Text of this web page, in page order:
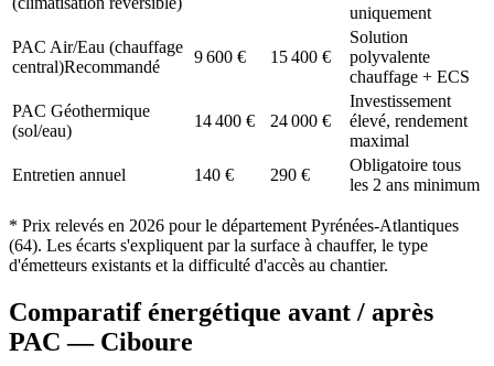
uniquement
PAC Air/Eau (chauffage
central)Recommandé
9 600 € 15 400 €
Solution
polyvalente
chauffage + ECS
PAC Géothermique
(sol/eau)
14 400 € 24 000 €
Investissement
élevé, rendement
maximal
Entretien annuel
140 € 290 €
Obligatoire tous
les 2 ans minimum
* Prix relevés en 2026 pour le département Pyrénées-Atlantiques
(64). Les écarts s'expliquent par la surface à chauffer, le type
d'émetteurs existants et la difficulté d'accès au chantier.
Comparatif énergétique avant / après
PAC — Ciboure